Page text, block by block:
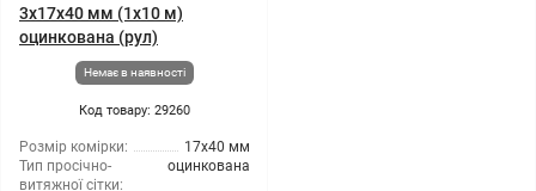
3x17x40 мм (1x10 м)
оцинкована (рул)
Немає в наявності
Код товару: 29260
Розмір комірки:
17x40 мм
Тип просічно-
витяжної сітки:
оцинкована